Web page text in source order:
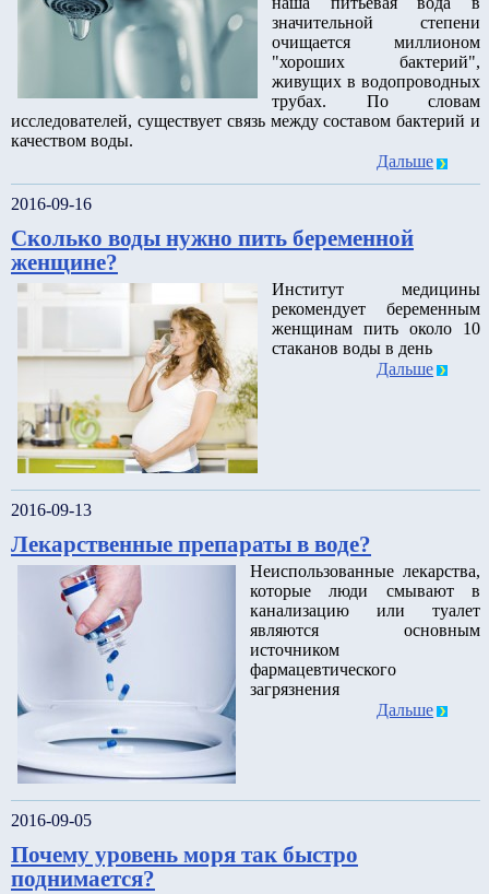
значительной степени
очищается миллионом
"хороших бактерий",
живущих в водопроводных
трубах. По словам
исследователей, существует связь между составом бактерий и
качеством воды.
Дальше
2016-09-16
Сколько воды нужно пить беременной
женщине?
Институт медицины
рекомендует беременным
женщинам пить около 10
стаканов воды в день
Дальше
2016-09-13
Лекарственные препараты в воде?
Неиспользованные лекарства,
которые люди смывают в
канализацию или туалет
являются основным
источником
фармацевтического
загрязнения
Дальше
2016-09-05
Почему уровень моря так быстро
поднимается?